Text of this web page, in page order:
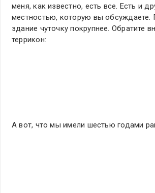
меня, как известно, есть все. Есть и
местностью, которую вы обсуждаете.
здание чуточку покрупнее. Обратите
террикон:
А вот, что мы имели шестью годами